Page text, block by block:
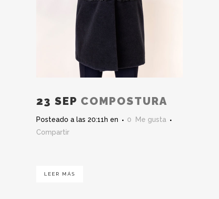
23 SEP COMPOSTURA
Posteado a las 20:11h en 0
Me gusta
Compartir
LEER MÁS